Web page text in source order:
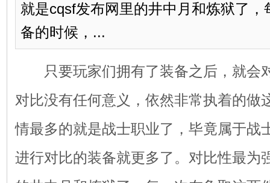
就是cqsf发布网里的井中月和炼狱了
备的时候，...
只要玩家们拥有了装备之后，就会
对比没有任何意义，依然非常执着的做
情最多的就是战士职业了，毕竟属于战
进行对比的装备就更多了。对比性最为